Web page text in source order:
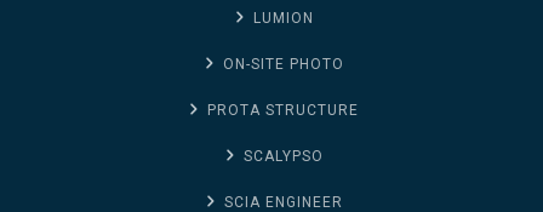
LUMION
ON-SITE PHOTO
PROTA STRUCTURE
SCALYPSO
SCIA ENGINEER